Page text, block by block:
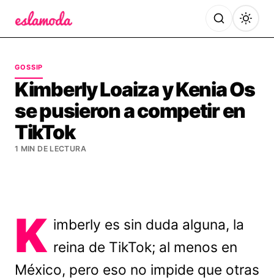
GOSSIP
Kimberly Loaiza y Kenia Os
se pusieron a competir en
TikTok
1 MIN DE LECTURA
K imberly es sin duda alguna, la
reina de TikTok; al menos en
México, pero eso no impide que otras